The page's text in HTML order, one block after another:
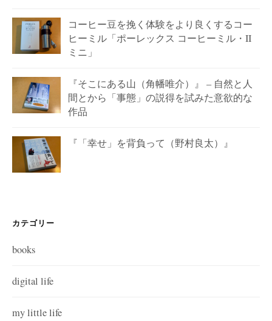
コーヒー豆を挽く体験をより良くするコー
ヒーミル「ポーレックス コーヒーミル・II
ミニ」
『そこにある山（角幡唯介）』 – 自然と人
間とから「事態」の説得を試みた意欲的な
作品
『「幸せ」を背負って（野村良太）』
カテゴリー
books
digital life
my little life